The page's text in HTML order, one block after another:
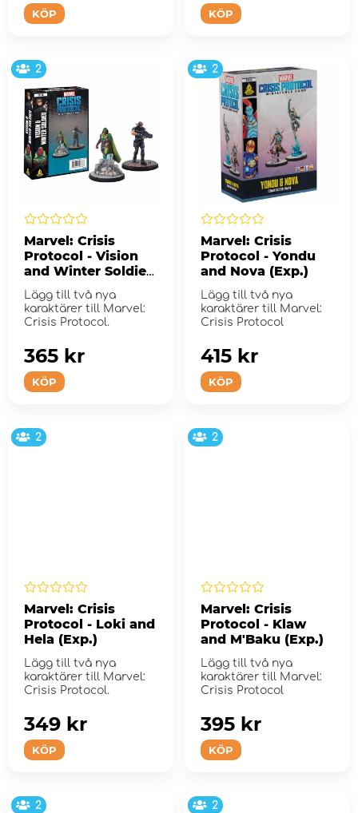
KÖP KÖP
2
Marvel: Crisis
Protocol - Vision
and Winter Soldier
(Exp.)
Lägg till två nya
karaktärer till Marvel:
Crisis Protocol.
KÖP
365 kr
2
Marvel: Crisis
Protocol - Yondu
and Nova (Exp.)
Lägg till två nya
karaktärer till Marvel:
Crisis Protocol
KÖP
415 kr
2
Marvel: Crisis
Protocol - Loki and
Hela (Exp.)
Lägg till två nya
karaktärer till Marvel:
Crisis Protocol.
KÖP
349 kr
2
Marvel: Crisis
Protocol - Klaw
and M'Baku (Exp.)
Lägg till två nya
karaktärer till Marvel:
Crisis Protocol
KÖP
395 kr
2 2